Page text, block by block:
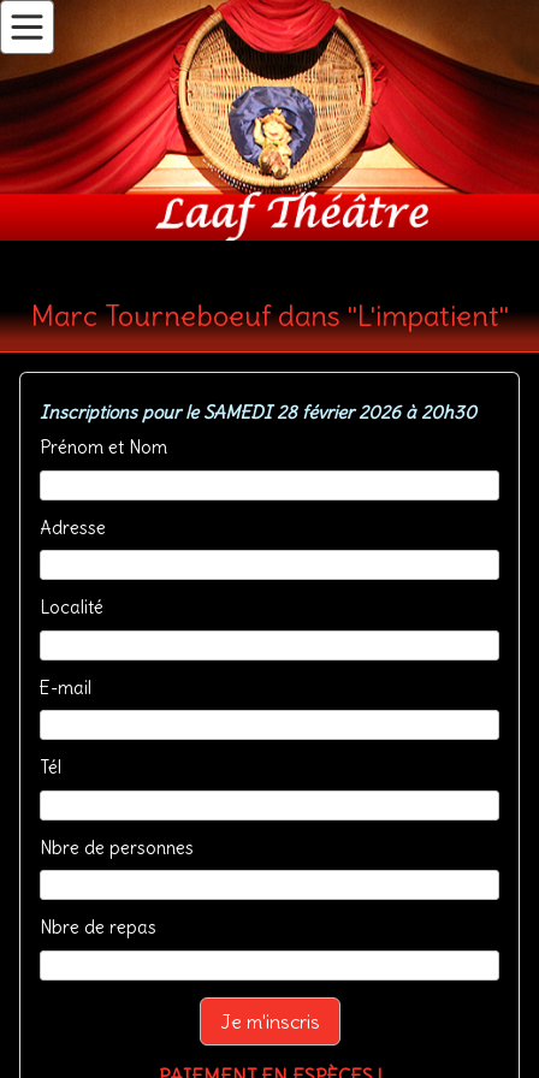
Marc Tourneboeuf dans "L'impatient"
Inscriptions pour le SAMEDI 28 février 2026 à 20h30
Prénom et Nom
Adresse
Localité
E-mail
Tél
Nbre de personnes
Nbre de repas
Je m'inscris